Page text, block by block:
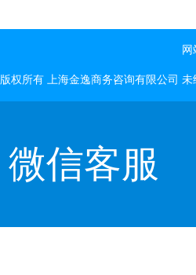
网
版权所有 上海金逸商务咨询有限公司
微信客服